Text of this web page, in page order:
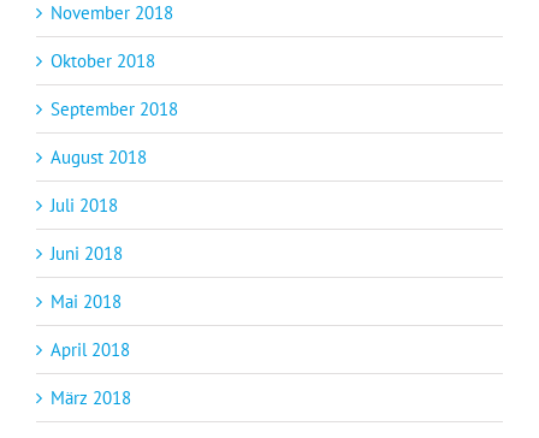
November 2018
Oktober 2018
September 2018
August 2018
Juli 2018
Juni 2018
Mai 2018
April 2018
März 2018